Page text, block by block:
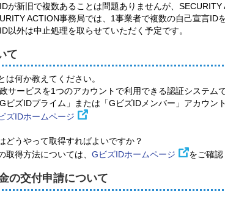
が新旧で複数あることは問題ありませんが、
ACTION事務局では、1事業者で複数の自己宣言
以外は中止処理を取らせていただく予定です。
て
は何か教えてください。
サービスを1つのアカウントで利用できる認証システ
ビズIDプライム」または「GビズIDメンバー」アカウン
ズIDホームページ
どうやって取得すればよいですか？
取得方法については、 GビズIDホームページ をご確認
の交付申請について